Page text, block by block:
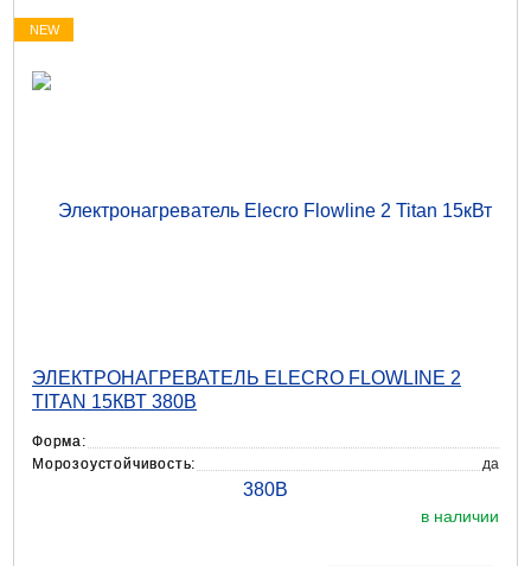
NEW
ЭЛЕКТРОНАГРЕВАТЕЛЬ ELECRO FLOWLINE 2
TITAN 15КВТ 380В
Форма:
Морозоустойчивость:
да
в наличии